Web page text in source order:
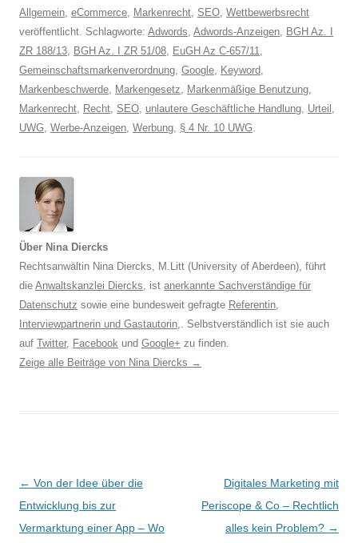
Allgemein, eCommerce, Markenrecht, SEO, Wettbewerbsrecht
veröffentlicht. Schlagworte: Adwords, Adwords-Anzeigen, BGH Az. I
ZR 188/13, BGH Az. I ZR 51/08, EuGH Az C-657/11,
Gemeinschaftsmarkenverordnung, Google, Keyword,
Markenbeschwerde, Markengesetz, Markenmäßige Benutzung,
Markenrecht, Recht, SEO, unlautere Geschäftliche Handlung, Urteil ,
UWG, Werbe-Anzeigen, Werbung, § 4 Nr. 10 UWG.
Über Nina Diercks
Rechtsanwältin Nina Diercks, M.Litt (University of Aberdeen), führt
die Anwaltskanzlei Diercks, ist anerkannte Sachverständige für
Datenschutz sowie eine bundesweit gefragte Referentin,
Interviewpartnerin und Gastautorin,. Selbstverständlich ist sie auch
auf Twitter, Facebook und Google+ zu finden.
Zeige alle Beiträge von Nina Diercks →
Beitrags-
Navigation
← Von der Idee über die
Entwicklung bis zur
Vermarktung einer App – Wo
Digitales Marketing mit
Periscope & Co – Rechtlich
alles kein Problem? →